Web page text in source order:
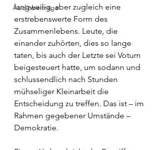
Audiobeiträge
langweilig, aber zugleich eine
erstrebenswerte Form des
Zusammenlebens. Leute, die
einander zuhörten, dies so lange
taten, bis auch der Letzte sei Votum
beigesteuert hatte, um sodann und
schlussendlich nach Stunden
mühseliger Kleinarbeit die
Entscheidung zu treffen. Das ist – im
Rahmen gegebener Umstände –
Demokratie.